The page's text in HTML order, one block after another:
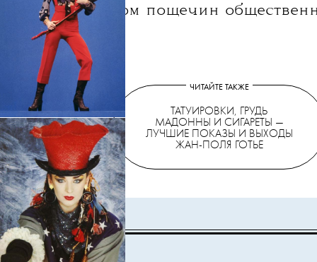
генератором пощечин
морали.
ЧИТАЙТЕ ТАКЖЕ
ТАТУИРОВКИ, ГРУДЬ
МАДОННЫ И СИГАРЕТЫ —
ЛУЧШИЕ ПОКАЗЫ И ВЫХОДЫ
ЖАН-ПОЛЯ ГОТЬЕ